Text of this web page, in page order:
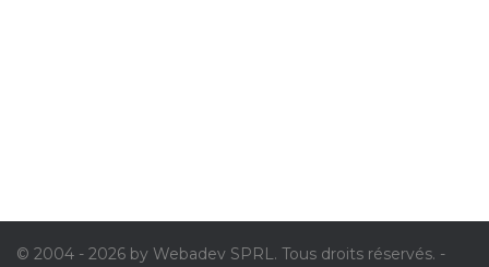
© 2004 - 2026 by Webadev SPRL. Tous droits réservés. -